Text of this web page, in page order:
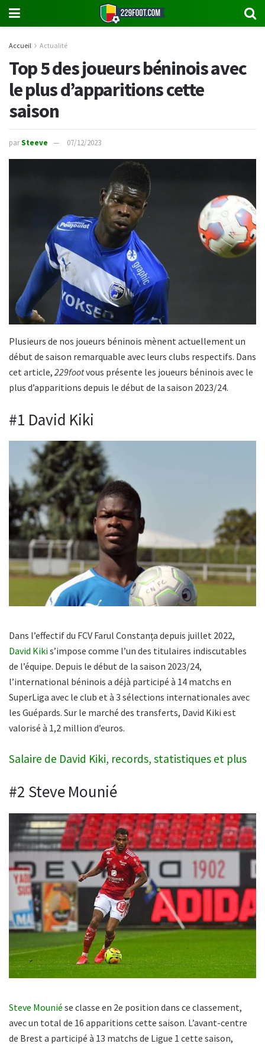
Accueil Actualité
Top 5 des joueurs béninois avec
le plus d’apparitions cette
saison
parSteeve 07/12/2023
Plusieurs de nos joueurs béninois mènent actuellement un
début de saison remarquable avec leurs clubs respectifs. Dans
cet article, 229footvous présente les joueurs béninois avec le
plus d’apparitions depuis le début de la saison 2023/24.
#1 David Kiki
Dans l’effectif du FCV Farul Constanța depuis juillet 2022,
David Kikis’impose comme l’un des titulaires indiscutables
de l’équipe. Depuis le début de la saison 2023/24,
l’international béninois a déjà participé à 14 matchs en
SuperLiga avec le club et à 3 sélections internationales avec
les Guépards. Sur le marché des transferts, David Kiki est
valorisé à 1,2 million d’euros.
Salaire de David Kiki, records, statistiques et plus
#2 Steve Mounié
Steve Mounié se classe en 2e position dans ce classement,
avec un total de 16 apparitions cette saison. L’avant-centre
de Brest a participé à 13 matchs de Ligue 1 cette saison,